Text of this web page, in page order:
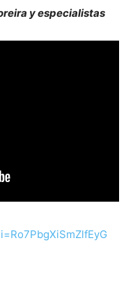
y especialistas